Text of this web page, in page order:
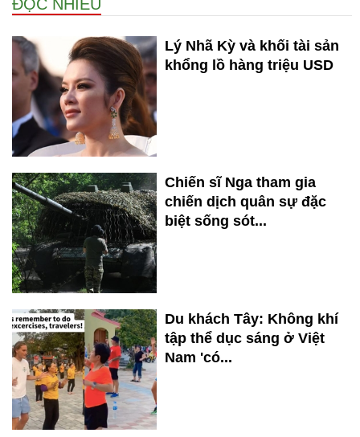
ĐỌC NHIỀU
Lý Nhã Kỳ và khối tài sản
khổng lồ hàng triệu USD
Chiến sĩ Nga tham gia
chiến dịch quân sự đặc
biệt sống sót...
Du khách Tây: Không khí
tập thể dục sáng ở Việt
Nam 'có...